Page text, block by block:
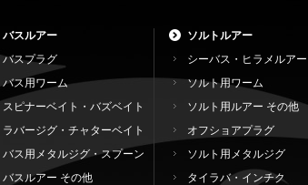
バスルアー
バスプラグ
バス用ワーム
スピナーベイト・バズベイト
ラバージグ・チャターベイト
バス用メタルジグ・スプーン
バスルアー その他
ソルトルアー
シーバス・ヒラメルアー
ソルト用ワーム
ソルト用ルアー その他
オフショアプラグ
ソルト用メタルジグ
タイラバ・インチク